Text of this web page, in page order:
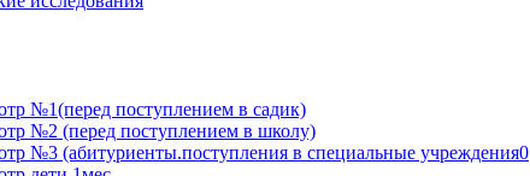
№1(перед поступлением в садик)
№2 (перед поступлением в школу)
№3 (абитуриенты.поступления в специальные учреждения0